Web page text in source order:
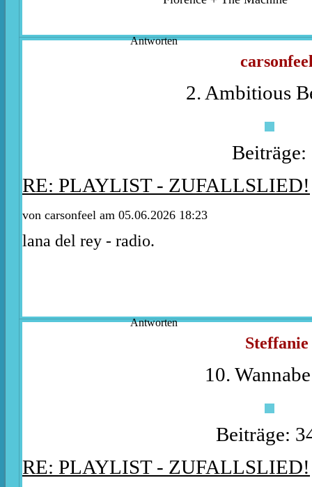
Antworten
2. Ambitious
Beiträge:
RE: PLAYLIST - ZUFALLSLIED!
von carsonfeel am 05.06.2026 18:23
lana del rey - radio.
Antworten
Steffanie
10.
Beiträge:
RE: PLAYLIST - ZUFALLSLIED!